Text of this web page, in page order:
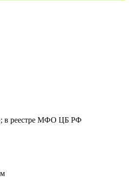
в реестре МФО ЦБ РФ